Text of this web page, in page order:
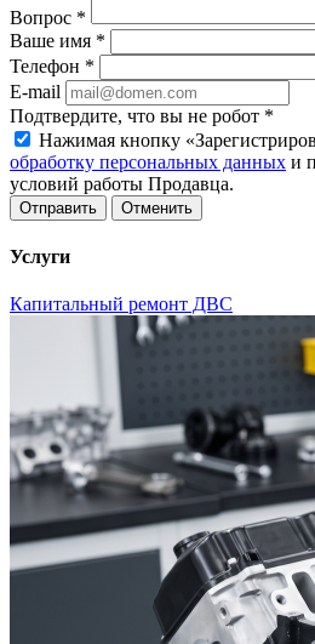
Вопрос *
Ваше имя *
Телефон *
E-mail
Подтвердите, что вы не робот *
Нажимая кнопку
обработку персональных данных и
условий работы Продавца.
Отменить
Услуги
Капитальный ремонт ДВС